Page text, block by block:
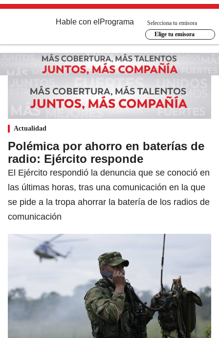
Hable con el Programa
Selecciona tu emisora
Elige tu emisora
Actualidad
Polémica por ahorro en baterías de
radio: Ejército responde
El Ejército respondió la denuncia que se conoció en
las últimas horas, tras una comunicación en la que
se pide a la tropa ahorrar la batería de los radios de
comunicación